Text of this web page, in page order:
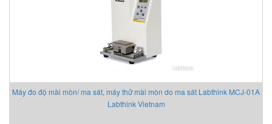
Máy đo độ mài mòn/ ma sát, máy thử mài mòn do ma sát Labthink MCJ-01A
Labthink Vietnam